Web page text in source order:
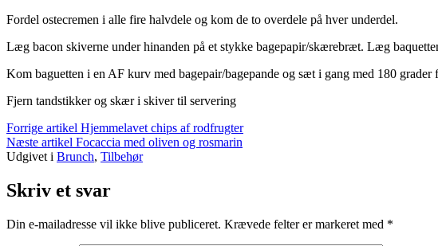
Fordel ostecremen i alle fire halvdele og kom de to overdele på hver underdel.
Læg bacon skiverne under hinanden på et stykke bagepapir/skærebræt. Læg
Kom baguetten i en AF kurv med bagepair/bagepande og sæt i gang med 180
Fjern tandstikker og skær i skiver til servering
Læs
videre
Forrige artikel Hjemmelavet chips af rodfrugter
Næste artikel Focaccia med oliven og rosmarin
Udgivet i Brunch, Tilbehør
Skriv et svar
Din e-mailadresse vil ikke blive publiceret. Krævede felter er markeret med *